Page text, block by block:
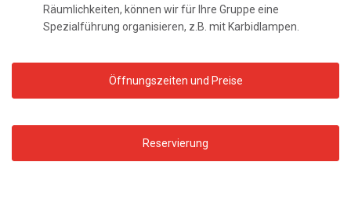
Räumlichkeiten, können wir für Ihre Gruppe eine
Spezialführung organisieren, z.B. mit Karbidlampen.
Öffnungszeiten und Preise
Reservierung